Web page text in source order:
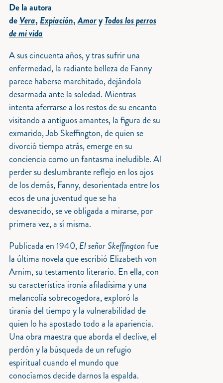
De la autora
deVera, Expiación,AmoryTodos los perros
de mi vida
A sus cincuenta años, y tras sufrir una
enfermedad, la radiante belleza de Fanny
parece haberse marchitado, dejándola
desarmada ante la soledad. Mientras
intenta aferrarse a los restos de su encanto
visitando a antiguos amantes, la figura de su
exmarido, Job Skeffington, de quien se
divorció tiempo atrás, emerge en su
conciencia como un fantasma ineludible. Al
perder su deslumbrante reflejo en los ojos
de los demás, Fanny, desorientada entre los
ecos de una juventud que se ha
desvanecido, se ve obligada a mirarse, por
primera vez, a sí misma.
Publicada en 1940,El señor Skeffingtonfue
la última novela que escribió Elizabeth von
Arnim, su testamento literario. En ella, con
su característica ironía afiladísima y una
melancolía sobrecogedora, exploró la
tiranía del tiempo y la vulnerabilidad de
quien lo ha apostado todo a la apariencia.
Una obra maestra que aborda el declive, el
perdón y la búsqueda de un refugio
espiritual cuando el mundo que
conocíamos decide darnos la espalda.